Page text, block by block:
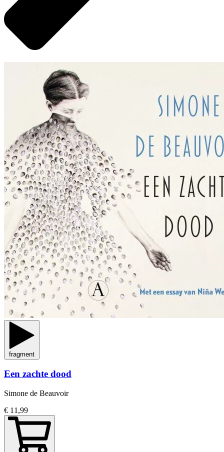
fragment
Een zachte dood
Simone de Beauvoir
€ 11,99